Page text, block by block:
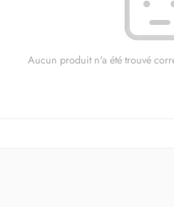
Aucun produit n'a été trouvé